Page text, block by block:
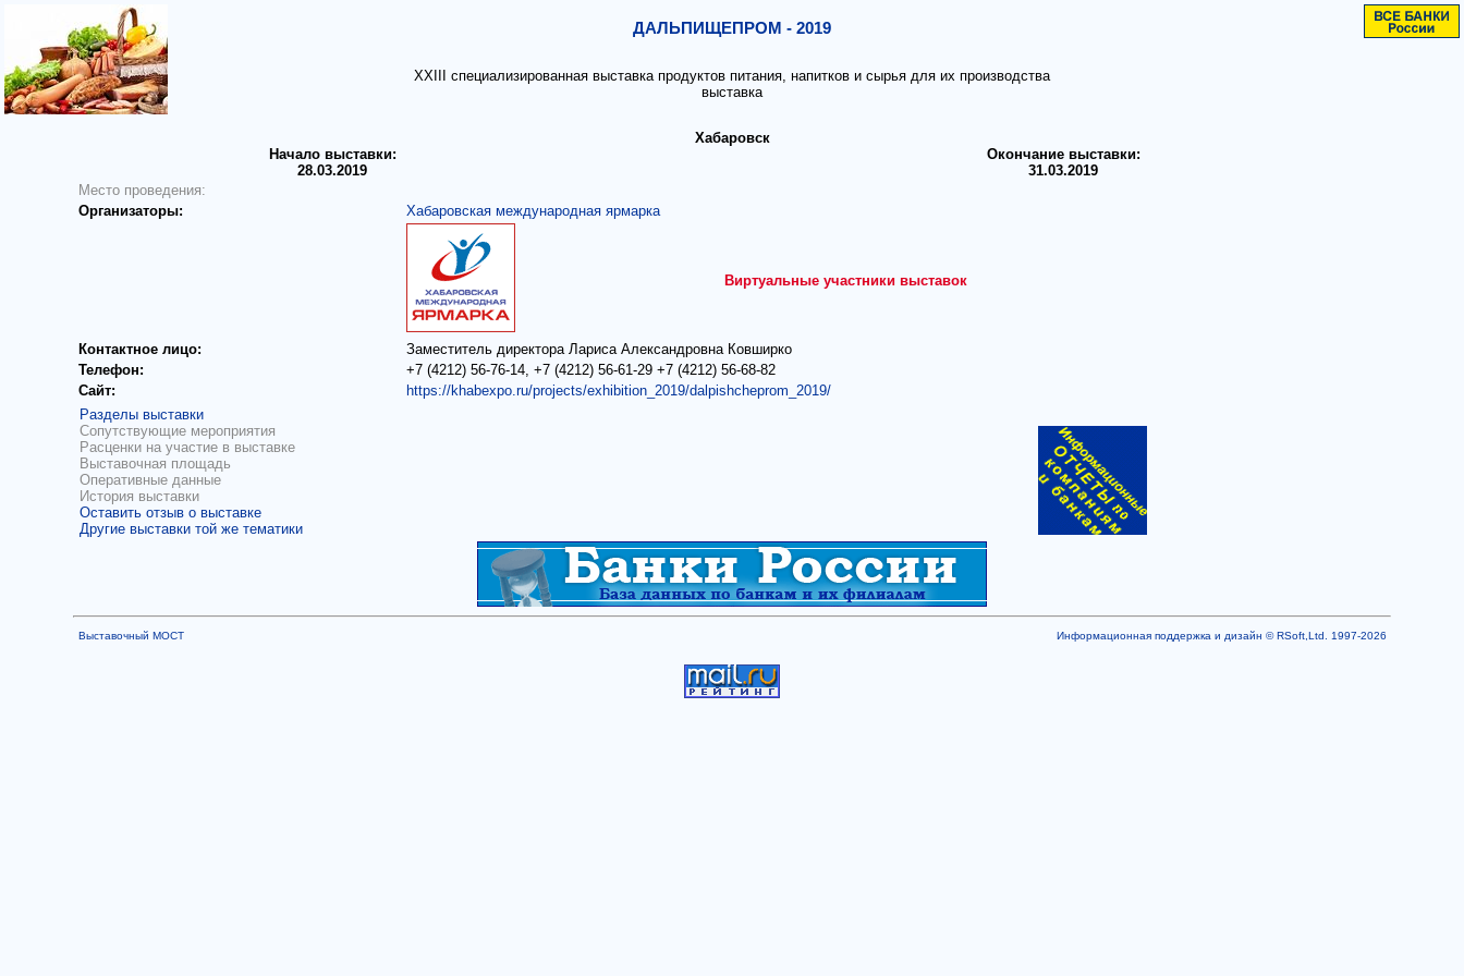
ДАЛЬПИЩЕПРОМ - 2019
ХХIII специализированная выставка продуктов питания, напитков и сырья для их производства
выставка
Хабаровск
Начало выставки:
28.03.2019
Окончание выставки:
31.03.2019
Место проведения:
Организаторы:
Хабаровская международная ярмарка
Виртуальные участники выставок
Контактное лицо:
Заместитель директора Лариса Александровна Ковширко
Телефон:
+7 (4212) 56-76-14, +7 (4212) 56-61-29 +7 (4212) 56-68-82
Сайт:
https://khabexpo.ru/projects/exhibition_2019/dalpishcheprom_2019/
Разделы выставки
Сопутствующие мероприятия
Расценки на участие в выставке
Выставочная площадь
Оперативные данные
История выставки
Оставить отзыв о выставке
Другие выставки той же тематики
Выставочный МОСТ Информационная поддержка и дизайн © RSoft,Ltd. 1997-2026